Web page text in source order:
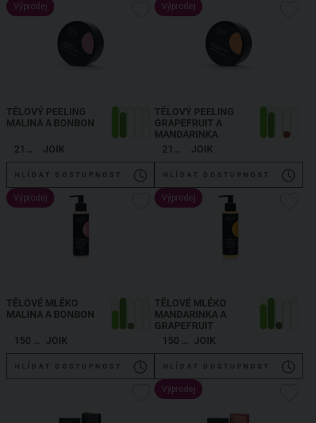
Výprodej
TĚLOVÝ PEELING
MALINA A BONBON
JOIK
HLÍDAT DOSTUPNOST
Výprodej
TĚLOVÝ PEELING
GRAPEFRUIT A
MANDARINKA
JOIK
HLÍDAT DOSTUPNOST
Výprodej
TĚLOVÉ MLÉKO
MALINA A BONBON
JOIK
HLÍDAT DOSTUPNOST
Výprodej
TĚLOVÉ MLÉKO
MANDARINKA A
GRAPEFRUIT
JOIK
HLÍDAT DOSTUPNOST
Výprodej